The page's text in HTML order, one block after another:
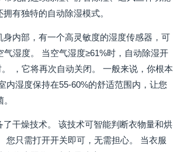
有独特的自动除湿模式。
身内部，有一个高灵敏度的湿度传感器，可
气湿度。 当空气湿度≥61%时，自动除湿开
，它将再次自动关闭。 一般来说，你根本
内湿度保持在55-60%的舒适范围内，让您
了干燥技术。 该技术可智能判断衣物量和烘
您只需打开开关即可，无需担心。 当衣服